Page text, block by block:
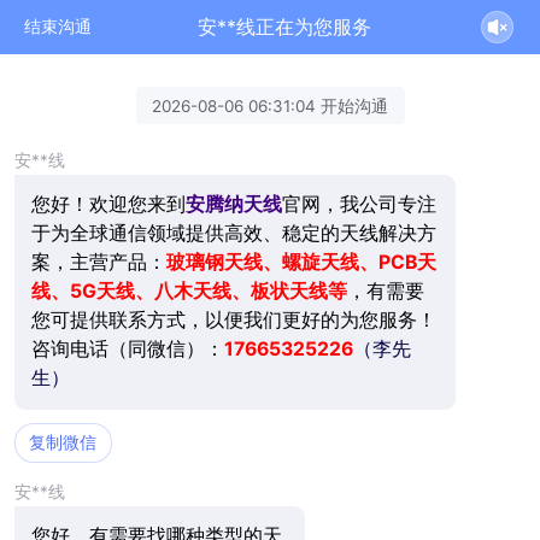
结束沟通 安**线正在为您服务
2026-08-06 06:31:04 开始沟通
安**线
您好！欢迎您来到 安腾纳天线官网，我公司专注
于为全球通信领域提供高效、稳定的天线解决方
案，主营产品： 玻璃钢天线、螺旋天线、PCB天
线、5G天线、八木天线、板状天线等，有需要
您可提供联系方式，以便我们更好的为您服务！
咨询电话（同微信）： 17665325226（李先
生）
复制微信
安**线